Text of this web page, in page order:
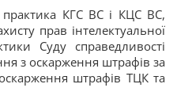
КГС ВС і КЦС ВС,
прав інтелектуальної
Суду справедливості
з оскарження штрафів за
штрафів ТЦК та